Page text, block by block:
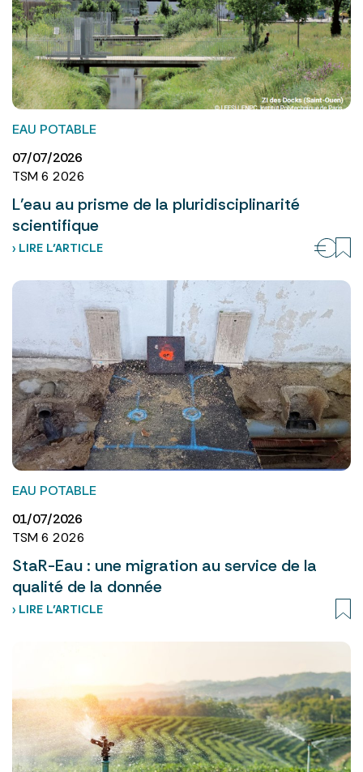
EAU POTABLE
07/07/2026
TSM 6 2026
L’eau au prisme de la pluridisciplinarité
scientifique
› LIRE L’ARTICLE
EAU POTABLE
01/07/2026
TSM 6 2026
StaR-Eau : une migration au service de la
qualité de la donnée
› LIRE L’ARTICLE